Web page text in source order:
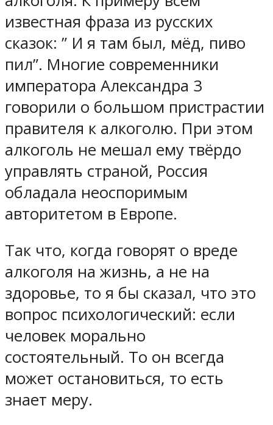
известная фраза из русских
сказок: ” И я там был, мёд, пиво
пил”. Многие современники
императора Александра 3
говорили о большом пристрастии
правителя к алкоголю. При этом
алкоголь не мешал ему твёрдо
управлять страной, Россия
обладала неоспоримым
авторитетом в Европе.
Так что, когда говорят о вреде
алкоголя на жизнь, а не на
здоровье, то я бы сказал, что это
вопрос психологический: если
человек морально
состоятельный. То он всегда
может остановиться, то есть
знает меру.